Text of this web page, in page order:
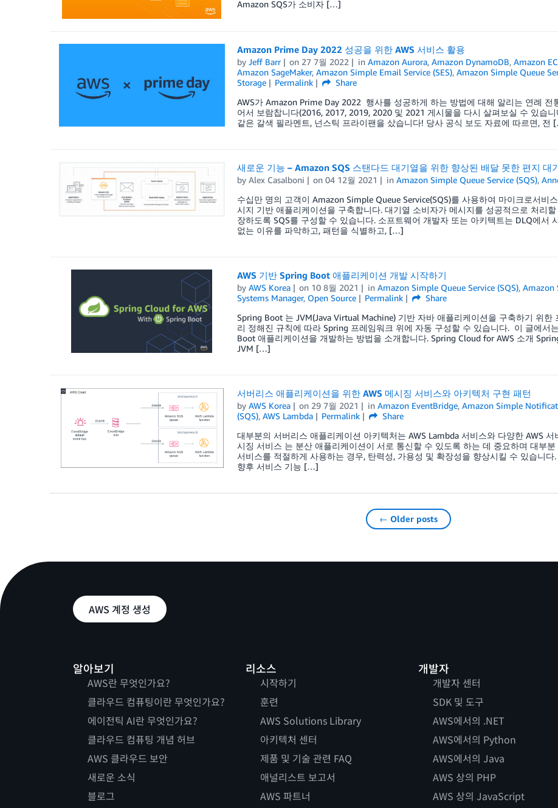
Amazon SQS가 소비자 […]
Amazon Prime Day 2022 성공을 위한 AWS 서비스 활용
by Jeff Barr on 27 7월 2022 inAmazon Aurora,Amazon DynamoDB,Amazon
Amazon SageMaker, Amazon Simple Email Service (SES), Amazon Simple Queue
Storage
Permalink
Share
AWS가 Amazon Prime Day 2022 행사를 성공하게 하는 방법에 대해 알리는 연례
어서 보람찹니다(2016, 2017, 2019, 2020 및 2021 게시물을 다시 살펴보실 수 있습
같은 갈색 필라멘트, 넌스틱 프라이팬을 샀습니다! 당사 공식 보도 자료에 따르면, 전
새로운 기능 – Amazon SQS 스탠다드 대기열을 위한 향상된 배달 못한 편지 대
by Alex Casalboni on04 12월 2021 inAmazon Simple Queue Service (SQS),
수십만 명의 고객이 Amazon Simple Queue Service(SQS)를 사용하여 마이크로서비
시지 기반 애플리케이션을 구축합니다. 대기열 소비자가 메시지를 성공적으로 처리
장하도록 SQS를 구성할 수 있습니다. 소프트웨어 개발자 또는 아키텍트는 DLQ에서
없는 이유를 파악하고, 패턴을 식별하고, […]
AWS 기반 Spring Boot 애플리케이션 개발 시작하기
by AWS Korea on 10 8월 2021 inAmazon Simple Queue Service (SQS),Amazon
Systems Manager, Open Source Permalink
Share
Spring Boot 는 JVM(Java Virtual Machine) 기반 자바 애플리케이션을 구축하기 위
리 정해진 규칙에 따라 Spring 프레임워크 위에 자동 구성할 수 있습니다. 이 글에서
Boot 애플리케이션을 개발하는 방법을 소개합니다. Spring Cloud for AWS 소개
JVM […]
서버리스 애플리케이션을 위한 AWS 메시징 서비스와 아키텍처 구현 패턴
by AWS Korea on 29 7월 2021 inAmazon EventBridge,Amazon Simple
(SQS), AWS Lambda Permalink
Share
대부분의 서버리스 애플리케이션 아키텍처는 AWS Lambda 서비스와 다양한 AWS
시징 서비스 는 분산 애플리케이션이 서로 통신할 수 있도록 하는 데 중요하며 대부
서비스를 적절하게 사용하는 경우, 탄력성, 가용성 및 확장성을 향상시킬 수 있습니
향후 서비스 기능 […]
← Older posts
AWS 계정 생성
알아보기
AWS란 무엇인가요?
클라우드 컴퓨팅이란 무엇인가요?
에이전틱 AI란 무엇인가요?
클라우드 컴퓨팅 개념 허브
AWS 클라우드 보안
새로운 소식
블로그
리소스
시작하기
훈련
AWS Solutions Library
아키텍처 센터
제품 및 기술 관련 FAQ
애널리스트 보고서
AWS 파트너
개발자
개발자 센터
SDK 및 도구
AWS에서의 .NET
AWS에서의 Python
AWS에서의 Java
AWS 상의 PHP
AWS 상의 JavaScript